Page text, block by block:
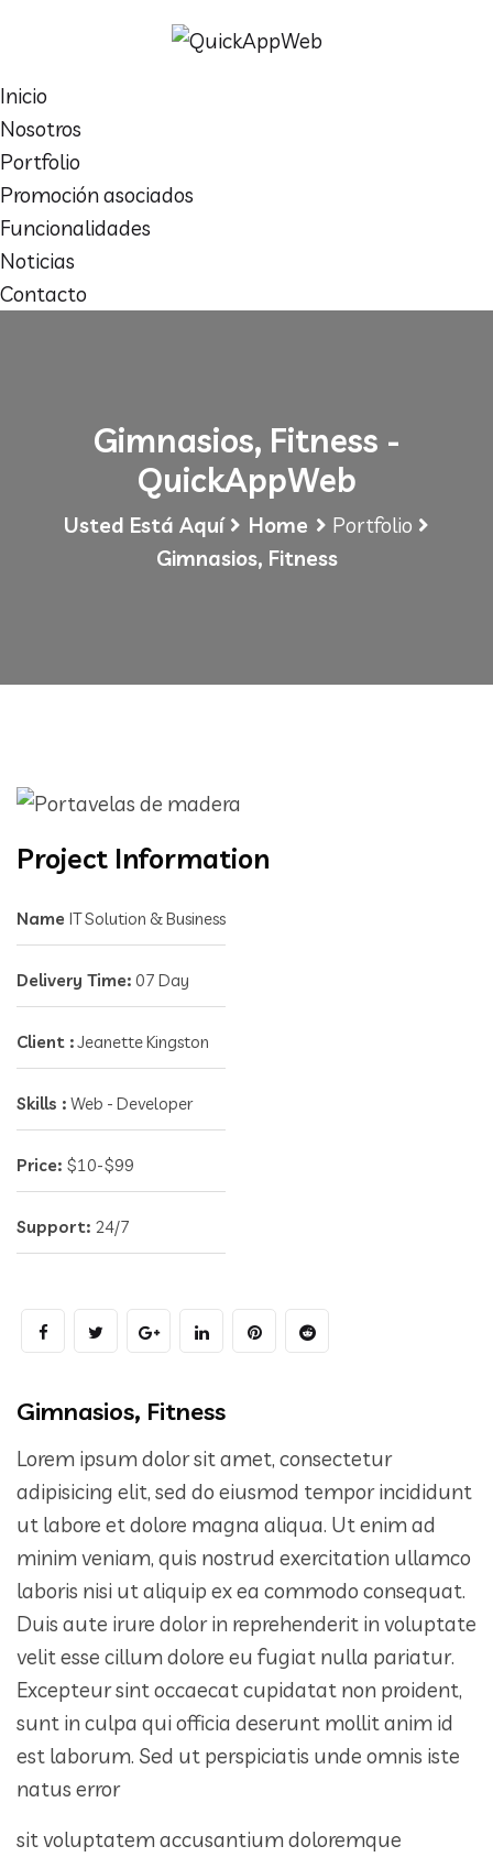
Inicio
Nosotros
Portfolio
Promoción asociados
Funcionalidades
Noticias
Contacto
Gimnasios, Fitness -
QuickAppWeb
Usted Está Aquí Home
Portfolio
Gimnasios, Fitness
Project Information
Name IT Solution & Business
Delivery Time: 07 Day
Client : Jeanette Kingston
Skills : Web - Developer
Price: $10-$99
Support: 24/7
Gimnasios, Fitness
Lorem ipsum dolor sit amet, consectetur
adipisicing elit, sed do eiusmod tempor incididunt
ut labore et dolore magna aliqua. Ut enim ad
minim veniam, quis nostrud exercitation ullamco
laboris nisi ut aliquip ex ea commodo consequat.
Duis aute irure dolor in reprehenderit in voluptate
velit esse cillum dolore eu fugiat nulla pariatur.
Excepteur sint occaecat cupidatat non proident,
sunt in culpa qui officia deserunt mollit anim id
est laborum. Sed ut perspiciatis unde omnis iste
natus error
sit voluptatem accusantium doloremque